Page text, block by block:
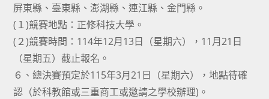
屏東縣、臺東縣、澎湖縣、連江縣、金門縣。
(１)競賽地點：正修科技大學。
(２)競賽時間：114年12月13日（星期六），11月21日
（星期五）截止報名。
６、總決賽預定於115年3月21日（星期六），地點待確
認（於科教館或三重商工或邀請之學校辦理)。